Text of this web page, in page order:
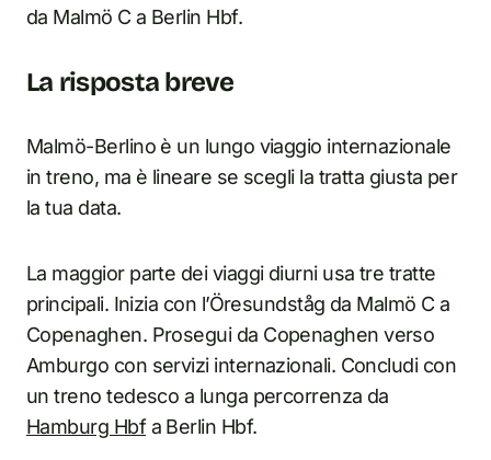
da Malmö C a Berlin Hbf.
La risposta breve
Malmö-Berlino è un lungo viaggio internazionale
in treno, ma è lineare se scegli la tratta giusta per
la tua data.
La maggior parte dei viaggi diurni usa tre tratte
principali. Inizia con l’Öresundståg da Malmö C a
Copenaghen. Prosegui da Copenaghen verso
Amburgo con servizi internazionali. Concludi con
un treno tedesco a lunga percorrenza da
Hamburg Hbfa Berlin Hbf.